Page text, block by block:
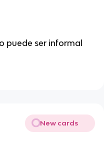
puede ser informal
New cards